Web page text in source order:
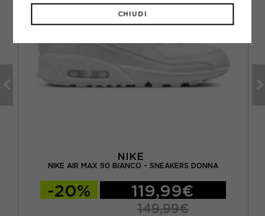
NIKE
NIKE AIR MAX 90 BIANCO - SNEAKERS DONNA
-20% 119,99€
149,99€
CHIUDI